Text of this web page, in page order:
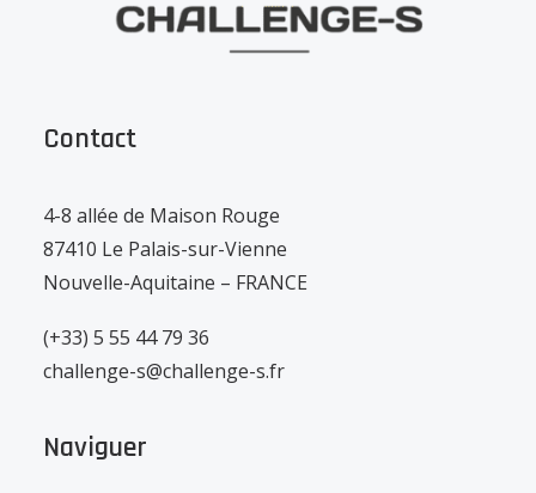
Contact
4-8 allée de Maison Rouge
87410 Le Palais-sur-Vienne
Nouvelle-Aquitaine – FRANCE
(+33) 5 55 44 79 36
challenge-s@challenge-s.fr
Naviguer